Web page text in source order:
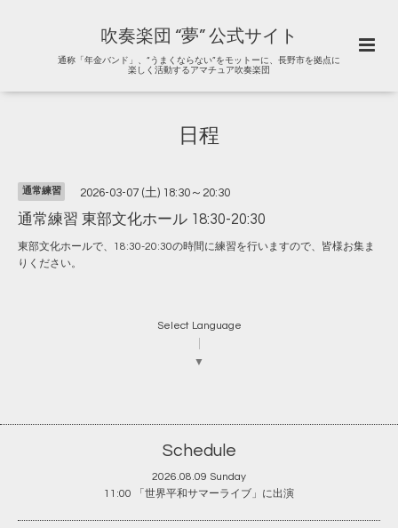
吹奏楽団 “夢” 公式サイト
通称「年金バンド」、“うまくならない”をモットーに、長野市を拠点に
楽しく活動するアマチュア吹奏楽団
日程
通常練習 2026-03-07 (土) 18:30～20:30
通常練習 東部文化ホール 18:30-20:30
東部文化ホールで、18:30-20:30の時間に練習を行いますので、皆様お集ま
りください。
Select Language
▼
Schedule
2026.08.09 Sunday
11:00 「世界平和サマーライブ」に出演